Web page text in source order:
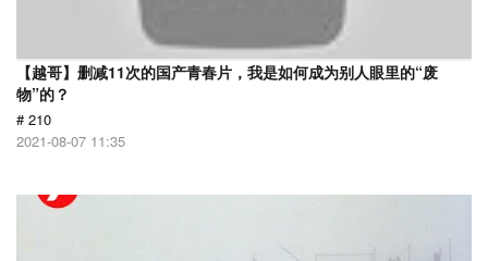
【越哥】删减11次的国产青春片，我是如何成为别人眼里的“废
物”的？
# 210
2021-08-07 11:35